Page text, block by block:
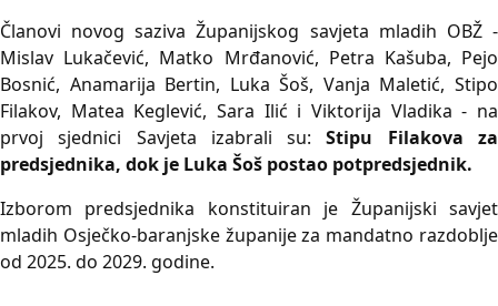
Članovi novog saziva Županijskog savjeta mladih OBŽ -
Mislav Lukačević, Matko Mrđanović, Petra Kašuba, Pejo
Bosnić, Anamarija Bertin, Luka Šoš, Vanja Maletić, Stipo
Filakov, Matea Keglević, Sara Ilić i Viktorija Vladika - na
prvoj sjednici Savjeta izabrali su:Stipu Filakova za
predsjednika, dok je Luka Šoš postao potpredsjednik.
Izborom predsjednika konstituiran je Županijski savjet
mladih Osječko-baranjske županije za mandatno razdoblje
od 2025. do 2029. godine.